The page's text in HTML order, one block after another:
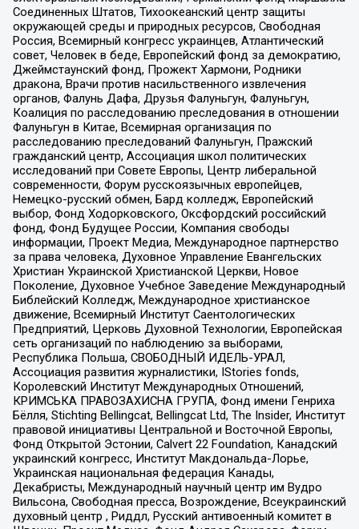
Соединенных Штатов, Тихоокеанский центр защиты
окружающей среды и природных ресурсов, Свободная
Россия, Всемирный конгресс украинцев, Атлантический
совет, Человек в беде, Европейский фонд за демократию,
Джеймстаунский фонд, Прожект Хармони, Родники
дракона, Врачи против насильственного извлечения
органов, Фалунь Дафа, Друзья Фалуньгун, Фалуньгун,
Коалиция по расследованию преследования в отношении
Фалуньгун в Китае, Всемирная организация по
расследованию преследований Фалуньгун, Пражский
гражданский центр, Ассоциация школ политических
исследований при Совете Европы, Центр либеральной
современности, Форум русскоязычных европейцев,
Немецко-русский обмен, Бард колледж, Европейский
выбор, Фонд Ходорковского, Оксфордский российский
фонд, Фонд Будущее России, Компания свободы
информации, Проект Медиа, Международное партнерство
за права человека, Духовное Управление Евангельских
Христиан Украинской Христианской Церкви, Новое
Поколение, Духовное Учебное Заведение Международный
Библейский Колледж, Международное христианское
движение, Всемирный Институт Саентологических
Предприятий, Церковь Духовной Технологии, Европейская
сеть организаций по наблюдению за выборами,
Республика Польша, СВОБОДНЫЙ ИДЕЛЬ-УРАЛ,
Ассоциация развития журналистики, IStories fonds,
Королевский Институт Международных Отношений,
КРИМСЬКА ПРАВОЗАХИСНА ГРУПА, Фонд имени Генриха
Бёлля, Stichting Bellingcat, Bellingcat Ltd, The Insider, Институт
правовой инициативы Центральной и Восточной Европы,
Фонд Открытой Эстонии, Calvert 22 Foundation, Канадский
украинский конгресс, Институт Макдональда-Лорье,
Украинская национальная федерация Канады,
Декабристы, Международный научный центр им Вудро
Вильсона, Свободная пресса, Возрождение, Всеукраинский
духовный центр , Риддл, Русский антивоенный комитет в